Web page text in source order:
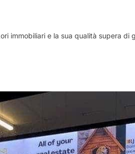
immobiliari e la sua qualità supera